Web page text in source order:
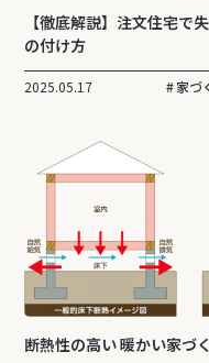
【徹底解説】注文住宅で
の付け方
2025.05.17 家づ
断熱性の高い 暖かい家づ